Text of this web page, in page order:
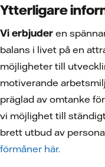
Ytterligare
Vi erbjuder en
balans i livet på en
möjligheter till
motiverande
präglad av omtanke
vi möjlighet till
brett utbud av
förmåner här.